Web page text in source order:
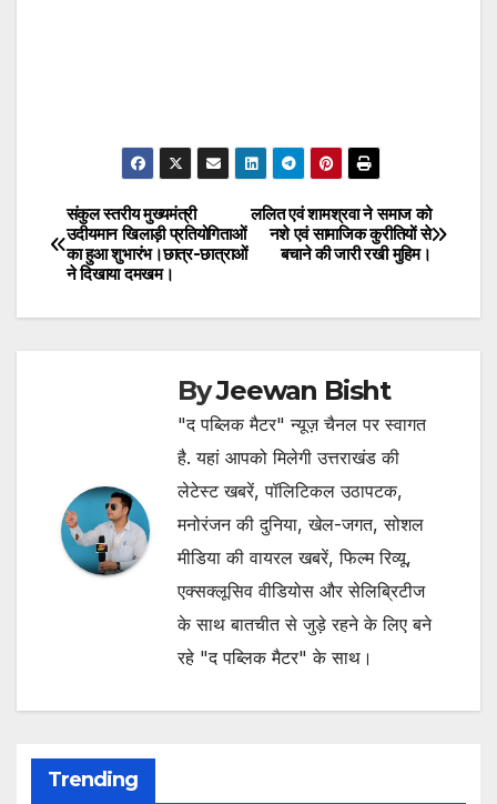
Post
navigation
ललित एवं शामश्रवा ने समाज को
नशे एवं सामाजिक कुरीतियों से
बचाने की जारी रखी मुहिम।
संकुल स्तरीय मुख्यमंत्री
उदीयमान खिलाड़ी प्रतियोगिताओं
का हुआ शुभारंभ।छात्र-छात्राओं
ने दिखाया दमखम।
ByJeewan Bisht
"द पब्लिक मैटर" न्यूज़ चैनल पर स्वागत
है. यहां आपको मिलेगी उत्तराखंड की
लेटेस्ट खबरें, पॉलिटिकल उठापटक,
मनोरंजन की दुनिया, खेल-जगत, सोशल
मीडिया की वायरल खबरें, फिल्म रिव्यू,
एक्सक्लूसिव वीडियोस और सेलिब्रिटीज
के साथ बातचीत से जुड़े रहने के लिए बने
रहे "द पब्लिक मैटर" के साथ।
Trending